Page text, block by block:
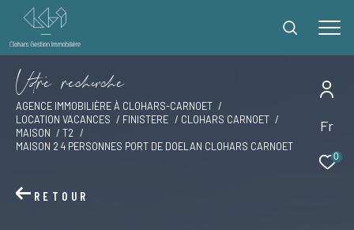
Fr
0
Vore recece
AGENCE IMMOBILIÈRE À CLOHARS-CARNOET
LOCATION VACANCES
FINISTERE
CLOHARS CARNOET
MAISON
T2
MAISON 2 4 PERSONNES PORT DE DOELAN CLOHARS CARNOET
RETOUR
Effectuer une recherche
et trouver le bien qui correspond à vos critères
Type